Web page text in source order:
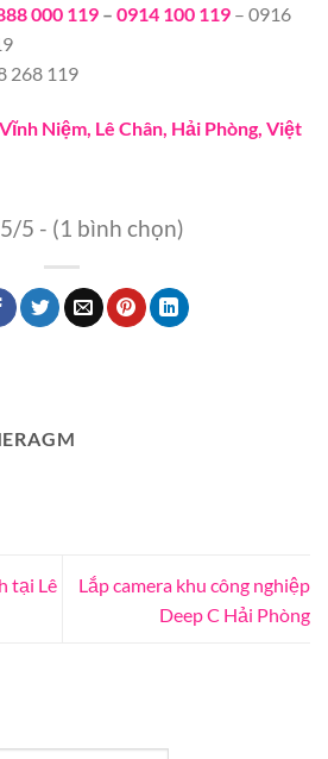
000 119 – 0914 100 119 – 0916
268 119
Niệm, Lê Chân, Hải Phòng, Việt
5/5 - (1 bình chọn)
tại Lê
Lắp camera khu công nghiệp
Deep C Hải Phòng